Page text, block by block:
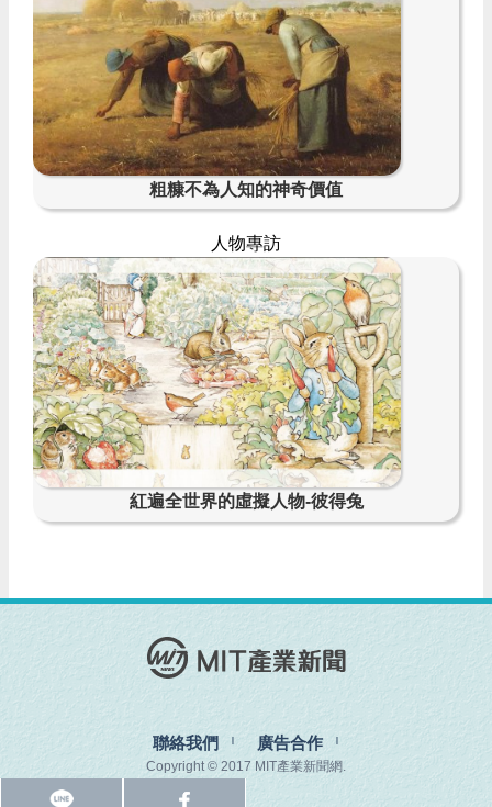
粗糠不為人知的神奇價值
人物專訪
紅遍全世界的虛擬人物-彼得兔
聯絡我們 廣告合作
Copyright © 2017 MIT產業新聞網.